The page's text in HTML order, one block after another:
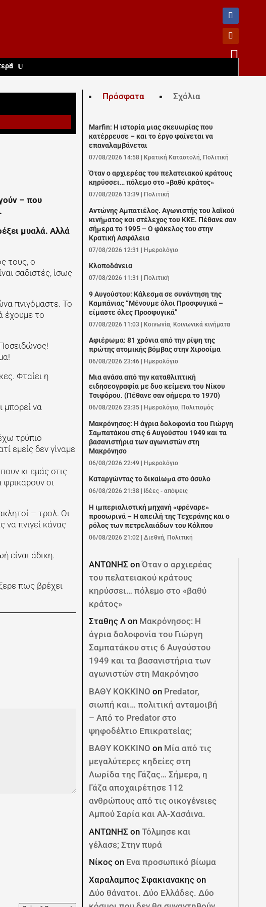

– που
μυαλά. Αλλά
τους, ο
σαδιστές, ίσως
πνιγόμαστε. Το
έχουμε το
Φταίει η
μπορεί να
τρύπιο
εμείς δεν γίναμε
κι εμάς στις
οι
– τρολ. Οι
να πνιγεί κάνας
είναι άδικη.
πως βρέχει
Πρόσφατα Σχόλια
Marfin: Η ιστορία μιας σκευωρίας που
κατέρρευσε – και το έργο φαίνεται να
επαναλαμβάνεται
07/08/2026 14:58 | Κρατική Καταστολή, Πολιτική
Όταν ο αρχιερέας του πελατειακού κράτους
κηρύσσει… πόλεμο στο «βαθύ κράτος»
07/08/2026 13:39 Πολιτική
Αντώνης Αμπατιέλος. Αγωνιστής του λαϊκού
κινήματος και στέλεχος του ΚΚΕ. Πέθανε σαν
σήμερα το 1995 – Ο φάκελος του στην
Κρατική Ασφάλεια
07/08/2026 12:31 | Ημερολόγιο
Κλοποδάνεια
07/08/2026 11:31 Πολιτική
9 Αυγούστου: Κάλεσμα σε συνάντηση της
Καμπάνιας “Μένουμε όλοι Προσφυγικά –
είμαστε όλες Προσφυγικά”
07/08/2026 11:03 | Κοινωνία Κοινωνικά κινήματα
Αφιέρωμα: 81 χρόνια από την ρίψη της
πρώτης ατομικής βόμβας στην Χιροσίμα
06/08/2026 23:46 Ημερολόγιο
Μια ανάσα από την καταθλιπτική
ειδησεογραφία με δυο κείμενα του Νίκου
Τσιφόρου. (Πέθανε σαν σήμερα το 1970)
06/08/2026 23:35 Ημερολόγιο, Πολιτισμός
Μακρόνησος: Η άγρια δολοφονία του Γιώργη
Σαμπατάκου στις 6 Αυγούστου 1949 και τα
βασανιστήρια των αγωνιστών στη
Μακρόνησο
06/08/2026 22:49 | Ημερολόγιο
Καταργώντας το δικαίωμα στο άσυλο
06/08/2026 21:38 Ιδέες - απόψεις
Η ιμπεριαλιστική μηχανή «φρέναρε»
προσωρινά – Η απειλή της Τεχεράνης και ο
ρόλος των πετρελαιάδων του Κόλπου
06/08/2026 21:02 |Διεθνή Πολιτική
ΑΝΤΩΝΗΣ onΌταν ο αρχιερέας
του πελατειακού κράτους
κηρύσσει… πόλεμο στο «βαθύ
κράτος»
Σταθης Λ on Μακρόνησος: Η
άγρια δολοφονία του Γιώργη
Σαμπατάκου στις 6 Αυγούστου
1949 και τα βασανιστήρια των
αγωνιστών στη Μακρόνησο
ΒΑΘΥ ΚΟΚΚΙΝΟ on Predator,
σιωπή και… πολιτική ανταμοιβή
– Από το Predator στο
ψηφοδέλτιο Επικρατείας;
ΒΑΘΥ ΚΟΚΚΙΝΟ on Μία από τις
μεγαλύτερες κηδείες στη
Λωρίδα της Γάζας… Σήμερα, η
Γάζα αποχαιρέτησε 112
ανθρώπους από τις οικογένειες
Αμπού Σαρία και Αλ-Χασάινα.
ΑΝΤΩΝΗΣ onΤόλμησε και
γέλασε; Στην πυρά
Νίκος on Ενα προσωπικό βίωμα
Χαραλαμπος Σφακιανακης on
Δύο θάνατοι. Δύο Ελλάδες. Δύο